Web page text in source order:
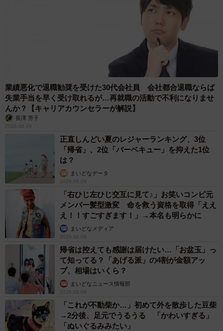
業績悪化で退職勧奨を受けた30代会社員 会社都合退職ならば
失業手当を早く受け取れるが…再就職の活動で不利になりませ
んか？【キャリアカウンセラーが解説】
長澤 芳子
2026.08.09
正直しんどい夏のレジャーランキング、3位
「帰省」、2位「バーベキュー」を抑えた1位
は？
まいどなデータ
2026.08.09
「右ひじ左ひじ交互に見て♪」お笑いコンビ元
メンバー髪型激変 命を救う資格を取得「ええ
え！！すごすぎます！」→本名も明らかに
まいどなメディア
2026.08.09
帰省は控えても感謝は届けたい…「お盆玉」っ
て知ってる？「あげる派」の4割が金額アッ
プ、相場はいくら？
まいどなニュース情報部
2026.08.09
「これが不動柴か…」初めて外を散歩した豆柴
→2分後、足元でうるうる 「かわいすぎる」
「ぬいぐるみみたい」